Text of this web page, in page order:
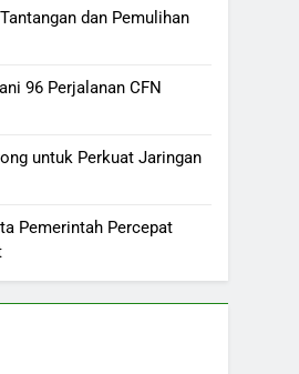
dan Pemulihan
96 Perjalanan CFN
untuk Perkuat Jaringan
Pemerintah Percepat